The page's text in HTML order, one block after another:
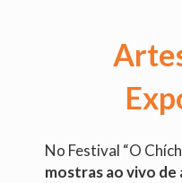
No Festival “O
mostras ao vivo